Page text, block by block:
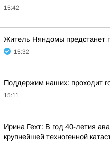
15:42
Житель Няндомы предстанет
15:32
Поддержим наших: проходит
15:11
Ирина Гехт: В год 40-летия
крупнейшей техногенной